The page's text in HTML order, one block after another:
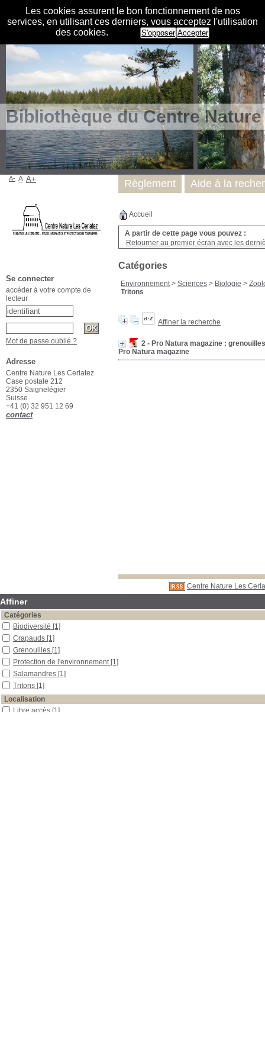
Les cookies assurent le bon fonctionnement de nos
services, en utilisant ces derniers, vous acceptez l'utilisation
des cookies.
S'opposer Accepter
Bibliothèque du Centre
Accueil
A partir de cette page vous pouvez :
Retourner au premier écran avec les
Catégories
Environnement> Sciences > Biologie >
Tritons
Affiner la recherche
2 - Pro Natura magazine :
Pro Natura magazine
Centre Nature Les
Règlement Aide à la
A- A A+
Se connecter
accéder à votre compte de
lecteur
Mot de passe oublié ?
Adresse
Centre Nature Les Cerlatez
Case postale 212
2350 Saignelégier
Suisse
+41 (0) 32 951 12 69
contact
Affiner
Catégories
Biodiversité [1]
Crapauds [1]
Grenouilles [1]
Protection de l'environnement [1]
Salamandres [1]
Tritons [1]
Localisation
Libre accès [1]